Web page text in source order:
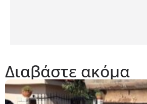
Διαβάστε ακόμα